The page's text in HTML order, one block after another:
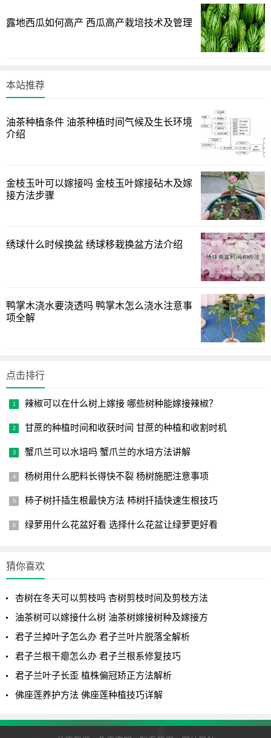
子，养到最后只能看“大荷叶”更别提看开花了。所以买碗莲的
时候一定要找正规的商家，真正碗莲的种子还是比较贵的。
那碗莲如何种植？
露地西瓜如何高产 西瓜高产栽培技术及管理
本站推荐
油茶种植条件 油茶种植时间气候及生长环境
介绍
金枝玉叶可以嫁接吗 金枝玉叶嫁接砧木及嫁
接方法步骤
绣球什么时候换盆 绣球移栽换盆方法介绍
鸭掌木浇水要浇透吗 鸭掌木怎么浇水注意事
项全解
点击排行
辣椒可以在什么树上嫁接 哪些树种能嫁接辣椒？
甘蔗的种植时间和收获时间 甘蔗的种植和收割时机
蟹爪兰可以水培吗 蟹爪兰的水培方法讲解
杨树用什么肥料长得快不裂 杨树施肥注意事项
柿子树扦插生根最快方法 柿树扦插快速生根技巧
绿萝用什么花盆好看 选择什么花盆让绿萝更好看
猜你喜欢
杏树在冬天可以剪枝吗 杏树剪枝时间及剪枝方法
油茶树可以嫁接什么树 油茶树嫁接树种及嫁接方
君子兰掉叶子怎么办 君子兰叶片脱落全解析
君子兰根干瘪怎么办 君子兰根系修复技巧
君子兰叶子长歪 植株偏冠矫正方法解析
佛座莲养护方法 佛座莲种植技巧详解